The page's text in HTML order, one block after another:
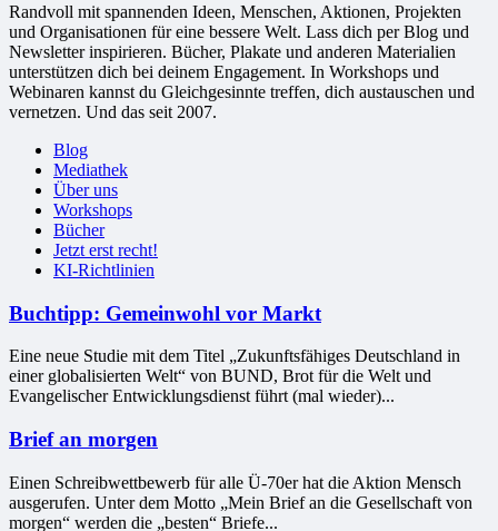
Randvoll mit spannenden Ideen, Menschen, Aktionen, Projekten
und Organisationen für eine bessere Welt. Lass dich per Blog und
Newsletter inspirieren. Bücher, Plakate und anderen Materialien
unterstützen dich bei deinem Engagement. In Workshops und
Webinaren kannst du Gleichgesinnte treffen, dich austauschen und
vernetzen. Und das seit 2007.
Blog
Mediathek
Über uns
Workshops
Bücher
Jetzt erst recht!
KI-Richtlinien
Buchtipp: Gemeinwohl vor Markt
Eine neue Studie mit dem Titel „Zukunftsfähiges Deutschland in
einer globalisierten Welt“ von BUND, Brot für die Welt und
Evangelischer Entwicklungsdienst führt (mal wieder)...
Brief an morgen
Einen Schreibwettbewerb für alle Ü-70er hat die Aktion Mensch
ausgerufen. Unter dem Motto „Mein Brief an die Gesellschaft von
morgen“ werden die „besten“ Briefe...